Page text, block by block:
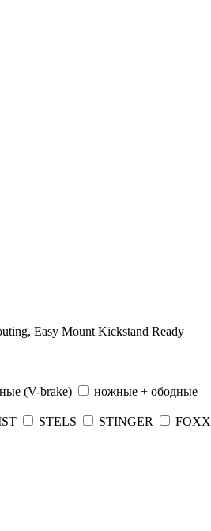
Easy Mount Kickstand Ready
(V-brake)
ножные + ободные
STELS STINGER FOXX